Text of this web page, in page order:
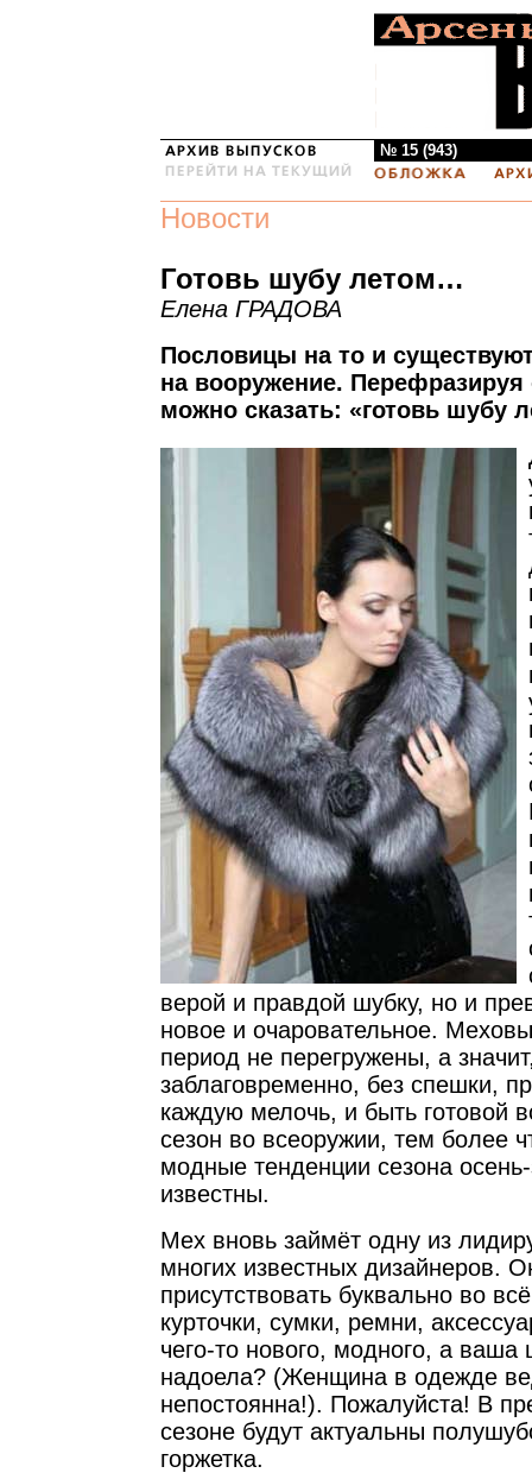
№ 15 (943)
Новости
Готовь шубу летом…
Елена ГРАДОВА
Пословицы на то и
на вооружение. Перефразируя
можно сказать: «готовь шубу
верой и правдой шубку, но и
новое и очаровательное.
период не перегружены, а
заблаговременно, без спешки,
каждую мелочь, и быть готовой
сезон во всеоружии, тем более
модные тенденции сезона
известны.
Мех вновь займёт одну из
многих известных дизайнеров.
присутствовать буквально во
курточки, сумки, ремни,
чего-то нового, модного, а
надоела? (Женщина в одежде
непостоянна!). Пожалуйста! В
сезоне будут актуальны
горжетка.